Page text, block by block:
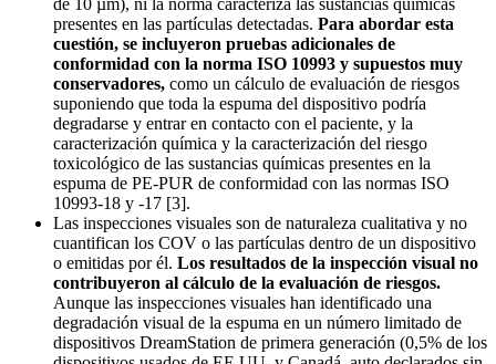
de 10 µm), ni la norma caracteriza las sustancias químicas
presentes en las partículas detectadas. Para abordar esta
cuestión, se incluyeron pruebas adicionales de
conformidad con la norma ISO 10993 y supuestos muy
conservadores, como un cálculo de evaluación de riesgos
suponiendo que toda la espuma del dispositivo podría
degradarse y entrar en contacto con el paciente, y la
caracterización química y la caracterización del riesgo
toxicológico de las sustancias químicas presentes en la
espuma de PE-PUR de conformidad con las normas ISO
10993-18 y -17 [3].
Las inspecciones visuales son de naturaleza cualitativa y no
cuantifican los COV o las partículas dentro de un dispositivo
o emitidas por él. Los resultados de la inspección visual no
contribuyeron al cálculo de la evaluación de riesgos.
Aunque las inspecciones visuales han identificado una
degradación visual de la espuma en un número limitado de
dispositivos DreamStation de primera generación (0,5% de los